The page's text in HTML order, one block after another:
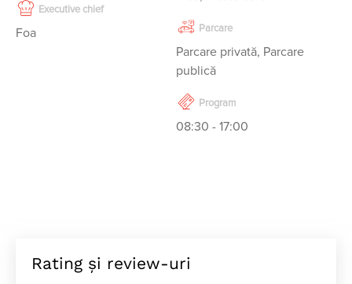
Executive chief
Foa Parcare
Parcare privată, Parcare
publică
Program
08:30 - 17:00
Rating și review-uri